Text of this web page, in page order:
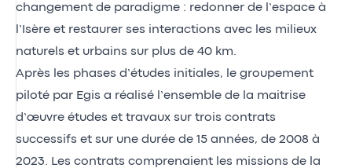
changement de paradigme : redonner de l’espace à
l’Isère et restaurer ses interactions avec les milieux
naturels et urbains sur plus de 40 km.
Après les phases d’études initiales, le groupement
piloté par Egis a réalisé l’ensemble de la maitrise
d’œuvre études et travaux sur trois contrats
successifs et sur une durée de 15 années, de 2008 à
2023. Les contrats comprenaient les missions de la